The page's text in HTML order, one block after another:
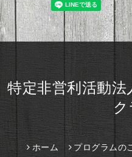
特定非営利活動
ホーム プログラムの